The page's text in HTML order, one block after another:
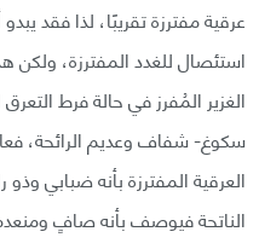
عرقية مفترزة تقريبًا، لذا فقد
استئصال للغدد المفترزة،
الغزير المُفرز في حالة فرط
سكوغ- شفاف وعديم الرائحة،
العرقية المفترزة بأنه ضبابي وذو
الناتحة فيوصف بأنه صافٍ